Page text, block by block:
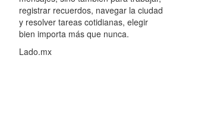
registrar recuerdos, navegar la ciudad
y resolver tareas cotidianas, elegir
bien importa más que nunca.
Lado.mx